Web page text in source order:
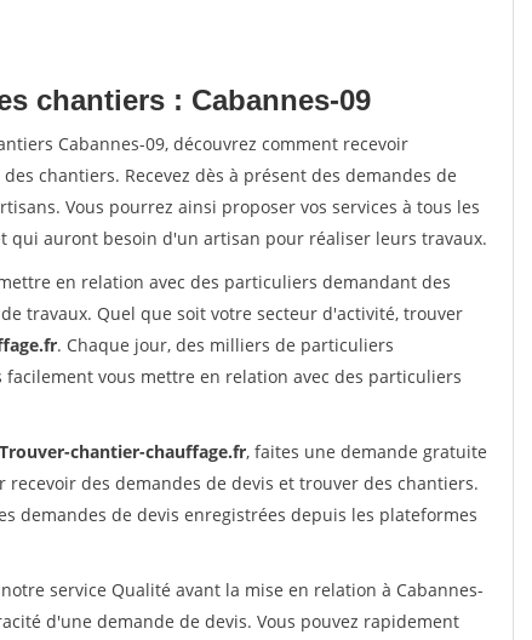
chantiers : Cabannes-09
Cabannes-09, découvrez comment recevoir
chantiers. Recevez dès à présent des demandes de
Vous pourrez ainsi proposer vos services à tous les
qui auront besoin d'un artisan pour réaliser leurs travaux.
en relation avec des particuliers demandant des
travaux. Quel que soit votre secteur d'activité, trouver
. Chaque jour, des milliers de particuliers
vous mettre en relation avec des particuliers
Trouver-chantier-chauffage.fr, faites une demande gratuite
des demandes de devis et trouver des chantiers.
demandes de devis enregistrées depuis les plateformes
service Qualité avant la mise en relation à Cabannes-
d'une demande de devis. Vous pouvez rapidement